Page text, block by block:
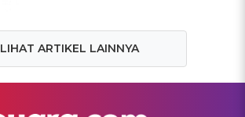
LIHAT ARTIKEL LAINNYA